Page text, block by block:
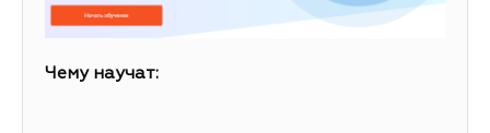
Чему научат: